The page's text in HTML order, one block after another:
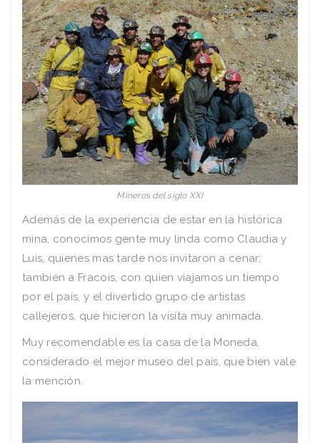
Mineros del siglo XXI
Además de la experiencia de estar en la histórica
mina, conocimos gente muy linda como Claudia y
Luis, quienes mas tarde nos invitaron a cenar;
también a Fracois, con quien viajamos un tiempo
por el país, y el divertido grupo de artistas
callejeros, que hicieron la visita muy animada.
Muy recomendable es la casa de la Moneda,
considerado el mejor museo del país, que bien vale
la mención.